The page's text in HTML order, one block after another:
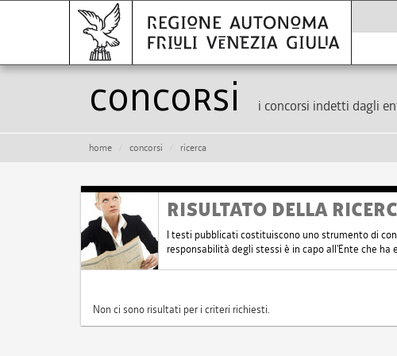
Concorsi i concorsi indetti dagli
home concorsi ricerca
RISULTATO DELLA
I testi pubblicati costituiscono uno strumento di
responsabilità degli stessi è in capo all'Ente che ha
Non ci sono risultati per i criteri richiesti.